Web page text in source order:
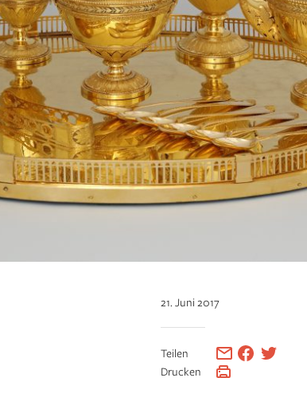
21. Juni 2017
Teilen
Drucken